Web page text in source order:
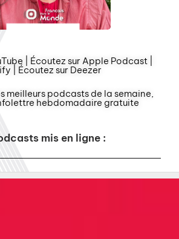
| Écoutez sur Apple Podcast |
| Écoutez sur Deezer
meilleurs podcasts de la semaine,
hebdomadaire gratuite
mis en ligne :